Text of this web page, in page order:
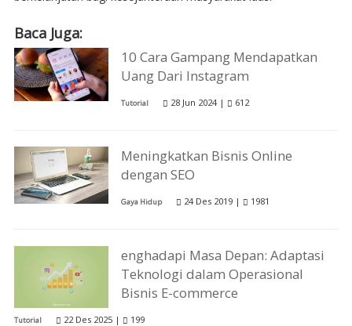
Baca Juga:
10 Cara Gampang Mendapatkan
Uang Dari Instagram
Tutorial 28 Jun 2024 | 612
Meningkatkan Bisnis Online
dengan SEO
Gaya Hidup 24 Des 2019 | 1981
enghadapi Masa Depan: Adaptasi
Teknologi dalam Operasional
Bisnis E-commerce
Tutorial 22 Des 2025 | 199